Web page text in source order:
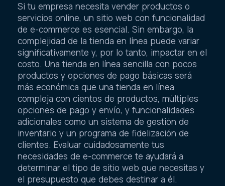
Si tu empresa necesita vender productos o
servicios online, un sitio web con funcionalidad
de e-commerce es esencial. Sin embargo, la
complejidad de la tienda en línea puede variar
significativamente y, por lo tanto, impactar en el
costo. Una tienda en línea sencilla con pocos
productos y opciones de pago básicas será
más económica que una tienda en línea
compleja con cientos de productos, múltiples
opciones de pago y envío, y funcionalidades
adicionales como un sistema de gestión de
inventario y un programa de fidelización de
clientes. Evaluar cuidadosamente tus
necesidades de e-commerce te ayudará a
determinar el tipo de sitio web que necesitas y
el presupuesto que debes destinar a él.